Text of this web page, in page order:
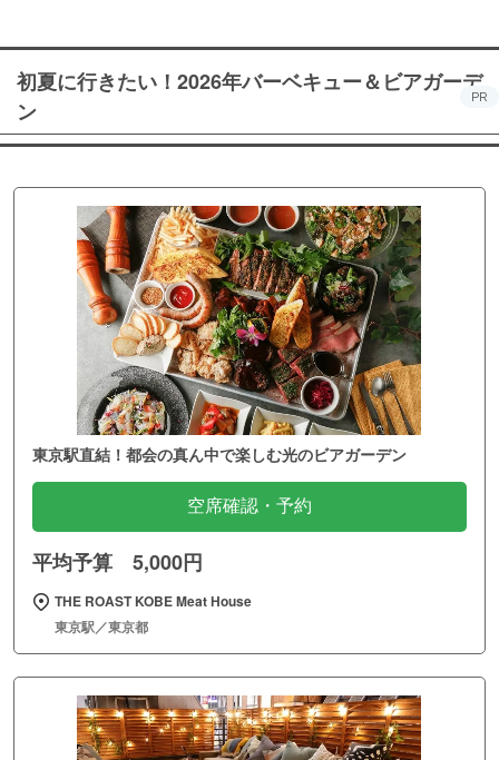
初夏に行きたい！2026年バーベキュー＆ビアガーデ
ン
PR
東京駅直結！都会の真ん中で楽しむ光のビアガーデン
空席確認・予約
平均予算 5,000円
THE ROAST KOBE Meat House
東京駅／東京都